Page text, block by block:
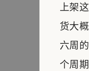
上架
货大
六周
个周